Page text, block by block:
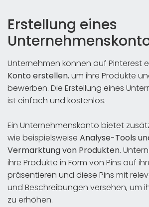
Erstellung eines
Unternehmen können auf Pinterest
Konto erstellen, um ihre Produkte
bewerben. Die Erstellung eines
ist einfach und kostenlos.
Ein Unternehmenskonto bietet
wie beispielsweise Analyse-Tools
Vermarktung von Produkten.
ihre Produkte in Form von Pins auf
präsentieren und diese Pins mit
und Beschreibungen versehen, um
zu erhöhen.